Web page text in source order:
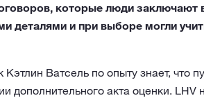
которые люди заключают
деталями и при выборе могли
Ватсель по опыту знает, что
дополнительного акта оценки. LHV